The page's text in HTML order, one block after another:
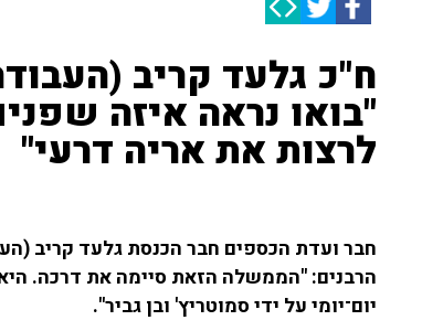
ח"כ גלעד קריב
"בואו נראה איזה
לרצות את אריה דרעי"
חבר ועדת הכספים חבר הכנסת גלעד קריב
הרבנים: "הממשלה הזאת סיימה את דרכה. היא
יום־יומי על ידי סמוטריץ' ובן גביר".